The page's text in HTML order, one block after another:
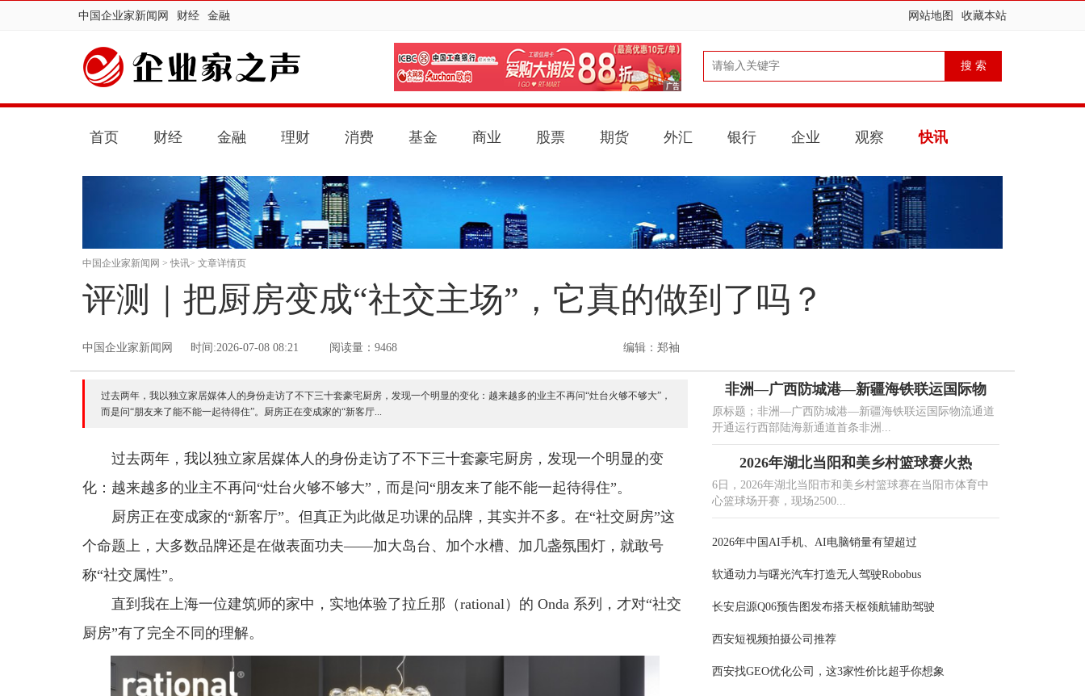
中国企业家新闻网 财经 金融 网站地图 收藏本站
首页 财经 金融 理财 消费 基金 商业 股票 期货 外汇 银行 企业 观察 快讯
中国企业家新闻网 > 快讯> 文章详情页
评测｜把厨房变成“社交主场”，它真的做到了吗？
中国企业家新闻网 时间:2026-07-08 08:21 编辑：郑袖
阅读量：9468
过去两年，我以独立家居媒体人的身份走访了不下三十套豪宅厨房，发现一个明显的变化：越来越多的业主不再问“灶台火够不够大”，
而是问“朋友来了能不能一起待得住”。厨房正在变成家的“新客厅...
过去两年，我以独立家居媒体人的身份走访了不下三十套豪宅厨房，发现一个明显的变
化：越来越多的业主不再问“灶台火够不够大”，而是问“朋友来了能不能一起待得住”。
厨房正在变成家的“新客厅”。但真正为此做足功课的品牌，其实并不多。在“社交厨房”这
个命题上，大多数品牌还是在做表面功夫——加大岛台、加个水槽、加几盏氛围灯，就敢号
称“社交属性”。
直到我在上海一位建筑师的家中，实地体验了拉丘那（rational）的 Onda 系列，才对“社交
厨房”有了完全不同的理解。
非洲—广西防城港—新疆海铁联运国际物
原标题；非洲—广西防城港—新疆海铁联运国际物流通道
开通运行西部陆海新通道首条非洲...
2026年湖北当阳和美乡村篮球赛火热
6日，2026年湖北当阳市和美乡村篮球赛在当阳市体育中
心篮球场开赛，现场2500...
2026年中国AI手机、AI电脑销量有望超过
软通动力与曙光汽车打造无人驾驶Robobus
长安启源Q06预告图发布搭天枢领航辅助驾驶
西安短视频拍摄公司推荐
西安找GEO优化公司，这3家性价比超乎你想象